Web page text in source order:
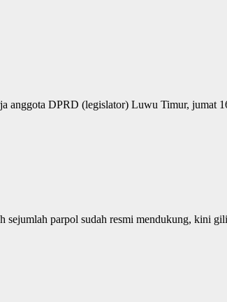
anggota DPRD (legislator) Luwu Timur, jumat
parpol sudah resmi mendukung, kini